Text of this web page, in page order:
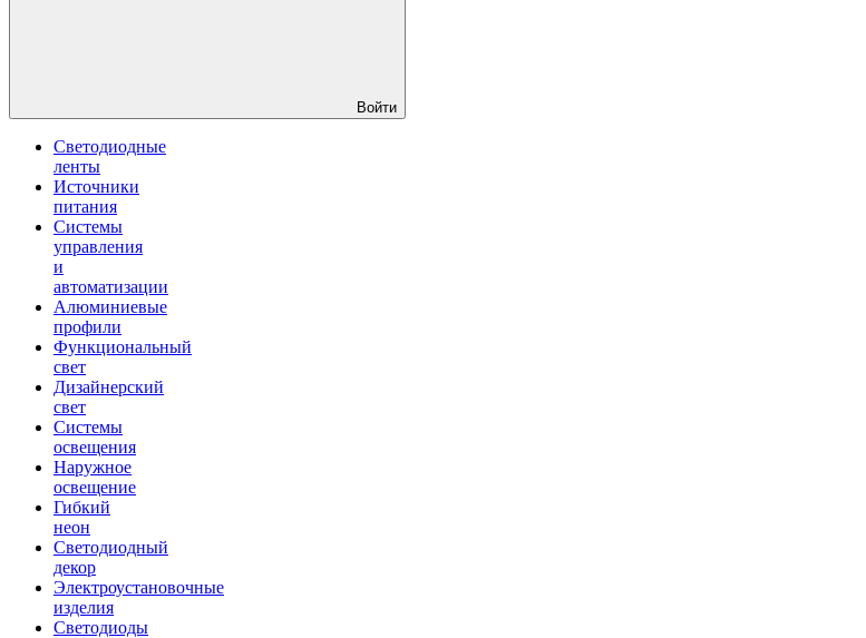
Войти
Светодиодные
ленты
Источники
питания
Системы
управления
и
автоматизации
Алюминиевые
профили
Функциональный
свет
Дизайнерский
свет
Системы
освещения
Наружное
освещение
Гибкий
неон
Светодиодный
декор
Электроустановочные
изделия
Светодиоды